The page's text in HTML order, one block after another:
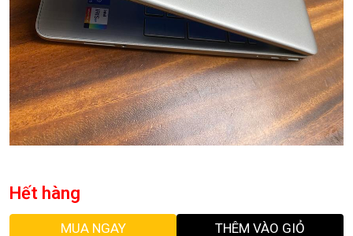
Hết hàng
MUA NGAY THÊM VÀO GIỎ